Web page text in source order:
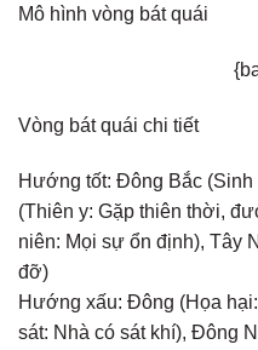
Mô hình vòng bát quái
Vòng bát quái chi tiết
Hướng tốt: Đông Bắc (Sinh
(Thiên y: Gặp thiên thời,
niên: Mọi sự ổn định), Tây
đỡ)
Hướng xấu: Đông (Họa
sát: Nhà có sát khí), Đông